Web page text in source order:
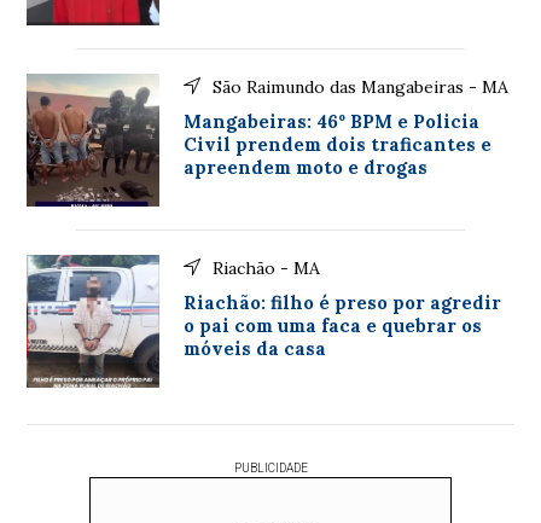
São Raimundo das Mangabeiras - MA
Mangabeiras: 46º BPM e Policia
Civil prendem dois traficantes e
apreendem moto e drogas
Riachão - MA
Riachão: filho é preso por agredir
o pai com uma faca e quebrar os
móveis da casa
PUBLICIDADE